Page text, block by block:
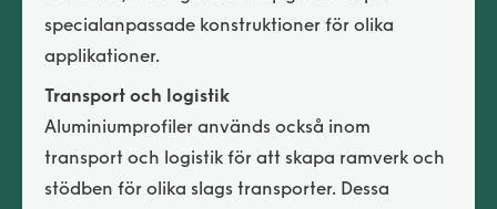
specialanpassade konstruktioner för olika
applikationer.
Transport och logistik
Aluminiumprofiler används också inom
transport och logistik för att skapa ramverk och
stödben för olika slags transporter. Dessa